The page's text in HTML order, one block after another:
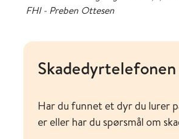
FHI - Preben Ottesen
Skadedyrtelefonen
Har du funnet et dyr du lurer
er eller har du spørsmål om